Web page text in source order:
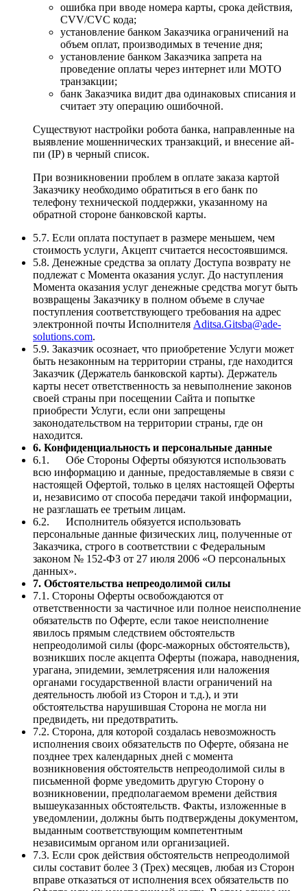
ошибка при вводе номера карты, срока действия,
CVV/CVC кода;
установление банком Заказчика ограничений на
объем оплат, производимых в течение дня;
установление банком Заказчика запрета на
проведение оплаты через интернет или MOTO
транзакции;
банк Заказчика видит два одинаковых списания и
считает эту операцию ошибочной.
Существуют настройки робота банка, направленные на
выявление мошеннических транзакций, и внесение ай-
пи (IP) в черный список.
При возникновении проблем в оплате заказа картой
Заказчику необходимо обратиться в его банк по
телефону технической поддержки, указанному на
обратной стороне банковской карты.
5.7. Если оплата поступает в размере меньшем, чем
стоимость услуги, Акцепт считается несостоявшимся.
5.8. Денежные средства за оплату Доступа возврату не
подлежат с Момента оказания услуг. До наступления
Момента оказания услуг денежные средства могут быть
возвращены Заказчику в полном объеме в случае
поступления соответствующего требования на адрес
электронной почты Исполнителя Aditsa.Gitsba@ade-
solutions.com.
5.9. Заказчик осознает, что приобретение Услуги может
быть незаконным на территории страны, где находится
Заказчик (Держатель банковской карты). Держатель
карты несет ответственность за невыполнение законов
своей страны при посещении Сайта и попытке
приобрести Услуги, если они запрещены
законодательством на территории страны, где он
находится.
6. Конфиденциальность и персональные данные
6.1. Обе Стороны Оферты обязуются использовать
всю информацию и данные, предоставляемые в связи с
настоящей Офертой, только в целях настоящей Оферты
и, независимо от способа передачи такой информации,
не разглашать ее третьим лицам.
6.2. Исполнитель обязуется использовать
персональные данные физических лиц, полученные от
Заказчика, строго в соответствии с Федеральным
законом № 152-ФЗ от 27 июля 2006 «О персональных
данных».
7. Обстоятельства непреодолимой силы
7.1. Стороны Оферты освобождаются от
ответственности за частичное или полное неисполнение
обязательств по Оферте, если такое неисполнение
явилось прямым следствием обстоятельств
непреодолимой силы (форс-мажорных обстоятельств),
возникших после акцепта Оферты (пожара, наводнения,
урагана, эпидемии, землетрясения или наложения
органами государственной власти ограничений на
деятельность любой из Сторон и т.д.), и эти
обстоятельства нарушившая Сторона не могла ни
предвидеть, ни предотвратить.
7.2. Сторона, для которой создалась невозможность
исполнения своих обязательств по Оферте, обязана не
позднее трех календарных дней с момента
возникновения обстоятельств непреодолимой силы в
письменной форме уведомить другую Сторону о
возникновении, предполагаемом времени действия
вышеуказанных обстоятельств. Факты, изложенные в
уведомлении, должны быть подтверждены документом,
выданным соответствующим компетентным
независимым органом или организацией.
7.3. Если срок действия обстоятельств непреодолимой
силы составит более 3 (Трех) месяцев, любая из Сторон
вправе отказаться от исполнения всех обязательств по